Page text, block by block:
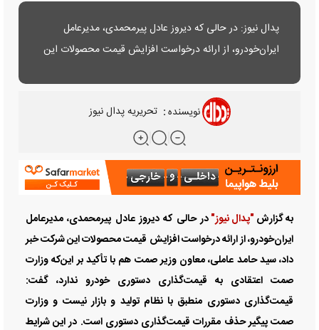
پدال نیوز: در حالی که دیروز عادل پیرمحمدی، مدیرعامل
ایران‌خودرو، از ارائه درخواست افزایش قیمت محصولات این
خودرو ندارد.....
نویسنده: تحریریه پدال نیوز
به گزارش"پدال نیوز"در حالی که دیروز عادل پیرمحمدی، مدیرعامل
ایران‌خودرو، از ارائه درخواست افزایش قیمت محصولات این شرکت خبر
داد، سید حامد عاملی، معاون وزیر صمت هم با تأکید بر این‌که وزارت
صمت اعتقادی به قیمت‌گذاری دستوری خودرو ندارد، گفت:
قیمت‌گذاری دستوری منطبق با نظام تولید و بازار نیست و وزارت
صمت پیگیر حذف مقررات قیمت‌گذاری دستوری است. در این شرایط